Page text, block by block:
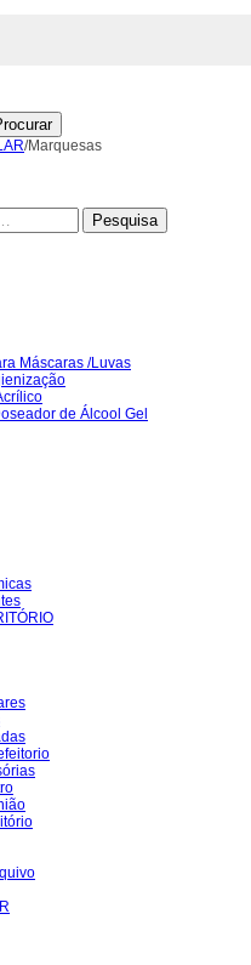
/Marquesas
Máscaras /Luvas
de Álcool Gel